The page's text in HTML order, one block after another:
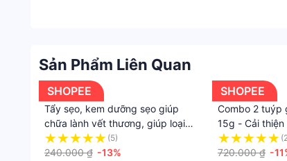
đáng kể.
Đừng quên kết hợp với việc sử dụng kem
Sản Phẩm Liên Quan
SHOPEE
Tẩy sẹo, kem dưỡng sẹo giúp
chữa lành vết thương, giúp loại
bỏ sẹo sâu, sẹo lõm, sẹo lồi giảm
15g
(5)
240.000 ₫ -13%
SHOPEE
Combo 2 tuýp
15g - Cải thiện
đại, sẹo thâm
720.000 ₫ -